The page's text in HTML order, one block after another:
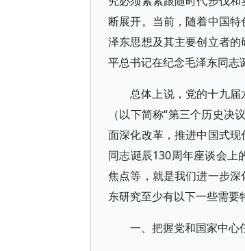
断展开。当前，随着中国
泽东思想及其主要创立者
平总书记在纪念毛泽东同志
总体上说，党的十九届
（以下简称“第三个历史
面深化改革，推进中国式
同志诞辰130周年座谈会上
焦点等，就是我们进一步
东研究至少有以下一些需要
一、把握党和国家中心